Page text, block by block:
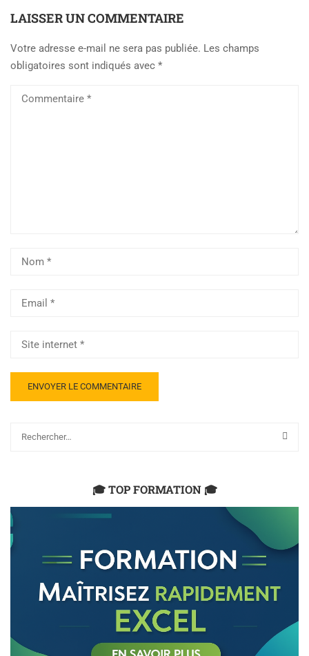
LAISSER UN COMMENTAIRE
Votre adresse e-mail ne sera pas publiée. Les champs
obligatoires sont indiqués avec *
🎓 TOP FORMATION 🎓